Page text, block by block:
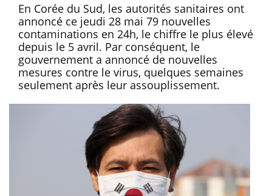
En Corée du Sud, les autorités sanitaires ont
annoncé ce jeudi 28 mai 79 nouvelles
contaminations en 24h, le chiffre le plus élevé
depuis le 5 avril. Par conséquent, le
gouvernement a annoncé de nouvelles
mesures contre le virus, quelques semaines
seulement après leur assouplissement.